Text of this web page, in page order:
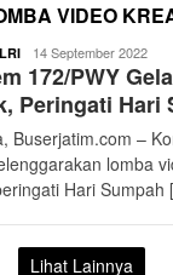
VIDEO
buserjatim
14 September 2022
172/PWY
Peringati Hari
Buserjatim.com –
lomba
Hari
Lihat Lainnya